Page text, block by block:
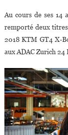
Au cours de ses 14
remporté deux
2018 KTM GT4 X-
aux ADAC Zurich